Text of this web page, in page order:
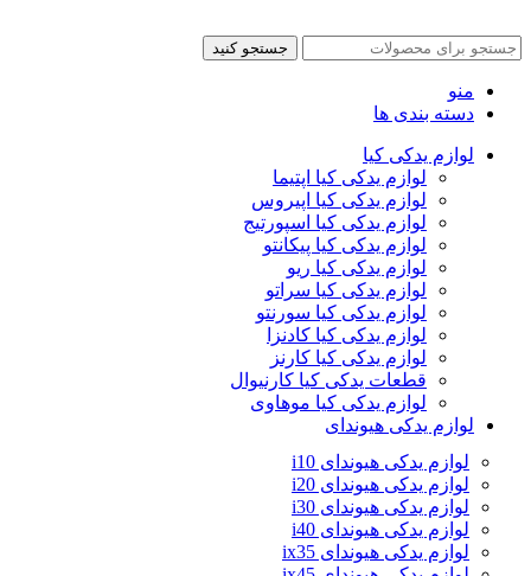
جستجو کنید
منو
دسته بندی ها
لوازم یدکی کیا
لوازم یدکی کیا اپتیما
لوازم یدکی کیا اپیروس
لوازم یدکی کیا اسپورتیج
لوازم یدکی کیا پیکانتو
لوازم یدکی کیا ریو
لوازم یدکی کیا سراتو
لوازم یدکی کیا سورنتو
لوازم یدکی کیا کادنزا
لوازم یدکی کیا کارنز
قطعات یدکی کیا کارنیوال
لوازم یدکی کیا موهاوی
لوازم یدکی هیوندای
لوازم یدکی هیوندای i10
لوازم یدکی هیوندای i20
لوازم یدکی هیوندای i30
لوازم یدکی هیوندای i40
لوازم یدکی هیوندای ix35